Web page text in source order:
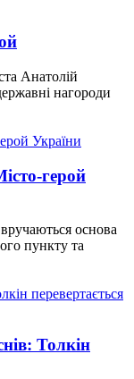
Анатолій
нагороди
герой
основа
пункту та
Толкін